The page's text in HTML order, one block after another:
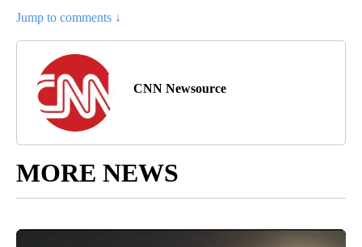
Jump to comments ↓
CNN Newsource
MORE NEWS